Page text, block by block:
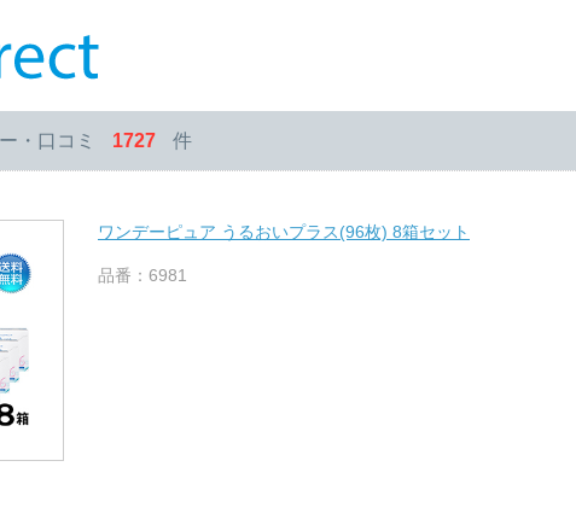
・口コミ 1727 件
ワンデーピュア うるおいプラス(96枚) 8箱セット
品番：6981